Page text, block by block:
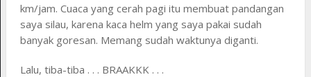
km/jam. Cuaca yang cerah pagi itu membuat pandangan
saya silau, karena kaca helm yang saya pakai sudah
banyak goresan. Memang sudah waktunya diganti.
Lalu, tiba-tiba . . . BRAAKKK . . .